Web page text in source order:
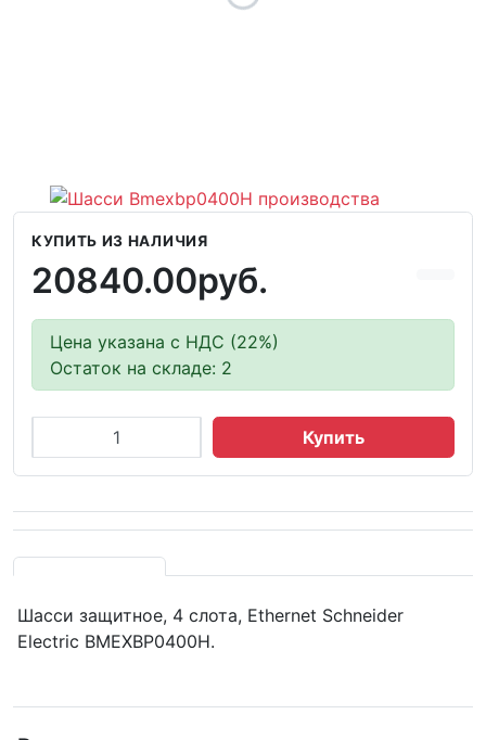
КУПИТЬ ИЗ НАЛИЧИЯ
20840.00руб.
Цена указана с НДС (22%)
Остаток на складе: 2
Купить
Шасси защитное, 4 слота, Ethernet Schneider
Electric BMEXBP0400H.